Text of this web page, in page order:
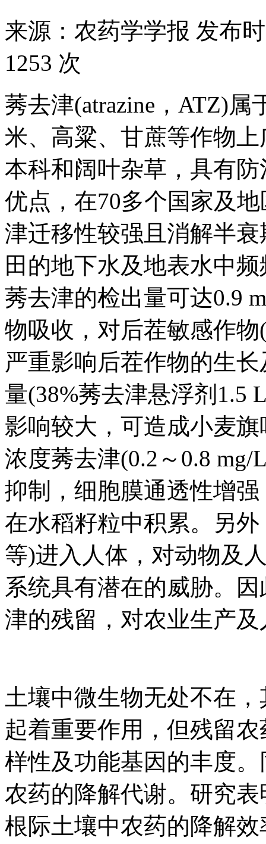
来源： 农药学学报 发布
1253 次
莠去津(atrazine，ATZ)
米、高粱、甘蔗等作物
本科和阔叶杂草，具有
优点，在70多个国家及
津迁移性较强且消解半
田的地下水及地表水中
莠去津的检出量可达0.9
物吸收，对后茬敏感作
严重影响后茬作物的生
量(38%莠去津悬浮剂1.5
影响较大，可造成小麦
浓度莠去津(0.2～0.8
抑制，细胞膜通透性增
在水稻籽粒中积累。另
等)进入人体，对动物及
系统具有潜在的威胁。
津的残留，对农业生产
土壤中微生物无处不在
起着重要作用，但残留
样性及功能基因的丰度
农药的降解代谢。研究
根际土壤中农药的降解